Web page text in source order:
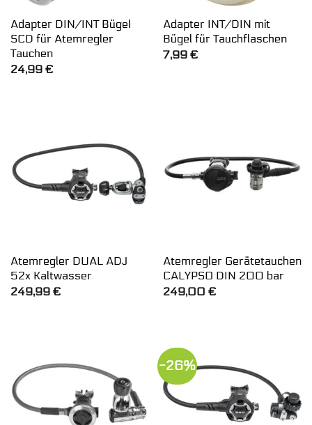
Adapter DIN/INT Bügel
SCD für Atemregler
Tauchen
24,99 €
Adapter INT/DIN mit
Bügel für Tauchflaschen
7,99 €
Atemregler DUAL ADJ
52x Kaltwasser
249,99 €
Atemregler Gerätetauchen
CALYPSO DIN 200 bar
249,00 €
-26%